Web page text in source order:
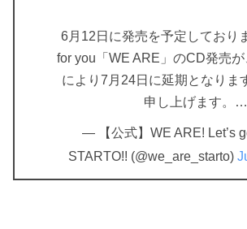
6月12日に発売を予定しており
for you「WE ARE」のCD発売
により7月24日に延期となりま
申し上げます。…
— 【公式】WE ARE! Let’s
STARTO!! (@we_are_starto)